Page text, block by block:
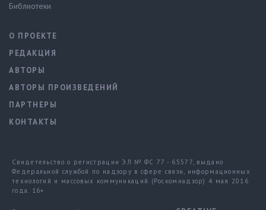
Библиотеки
О ПРОЕКТЕ
РЕДАКЦИЯ
АВТОРЫ
АВТОРЫ ПРОИЗВЕДЕНИЙ
ПАРТНЕРЫ
КОНТАКТЫ
Свидетельство о регистрации ЭЛ № ФС 77 - 65577, выдано
Федеральной службой по надзору в сфере связи, информационных
технологий и массовых коммуникаций (Роскомнадзор) 4 мая 2016
года. 16+